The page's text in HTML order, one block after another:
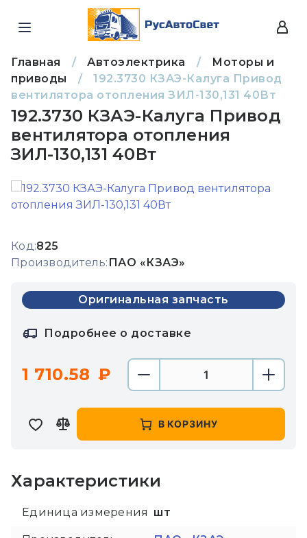
Главная / Автоэлектрика /
Моторы и
приводы
/
192.3730 КЗАЭ-Калуга Привод
вентилятора отопления ЗИЛ-130,131 40Вт
192.3730 КЗАЭ-Калуга Привод
вентилятора отопления
ЗИЛ-130,131 40Вт
Код:825
Производитель: ПАО «КЗАЭ»
Оригинальная запчасть
Подробнее о доставке
1 710.58
В КОРЗИНУ
Характеристики
Единица измерения шт